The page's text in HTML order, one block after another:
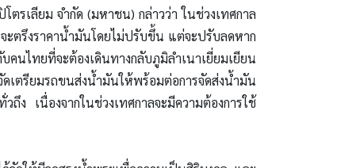
รเลียม จำกัด (มหาชน) กล่าวว่า ในช่วงเทศกาล
ตรึงราคาน้ำมันโดยไม่ปรับขึ้น แต่จะปรับลดหาก
นไทยที่จะต้องเดินทางกลับภูมิลำเนาเยี่ยมเยียน
ตรียมรถขนส่งน้ำมันให้พร้อมต่อการจัดส่งน้ำมัน
ง เนื่องจากในช่วงเทศกาลจะมีความต้องการใช้